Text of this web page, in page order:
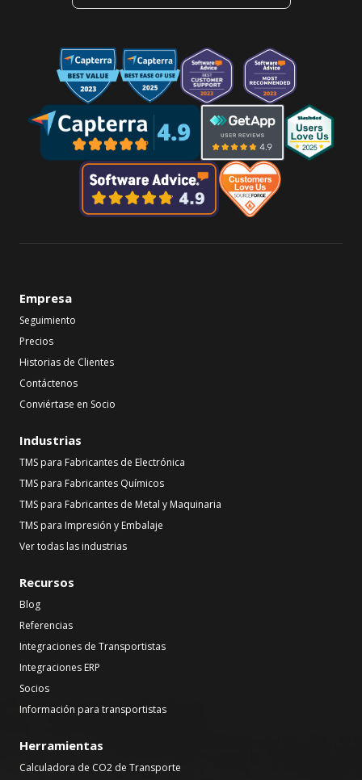
Empresa
Seguimiento
Precios
Historias de Clientes
Contáctenos
Conviértase en Socio
Industrias
TMS para Fabricantes de Electrónica
TMS para Fabricantes Químicos
TMS para Fabricantes de Metal y Maquinaria
TMS para Impresión y Embalaje
Ver todas las industrias
Recursos
Blog
Referencias
Integraciones de Transportistas
Integraciones ERP
Socios
Información para transportistas
Herramientas
Calculadora de CO2 de Transporte